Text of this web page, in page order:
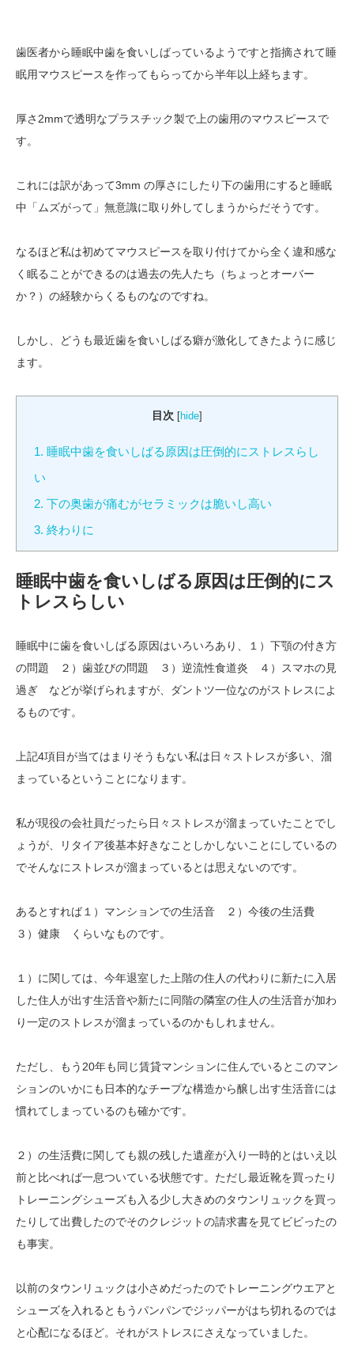
歯医者から睡眠中歯を食いしばっているようですと指摘されて睡
眠用マウスピースを作ってもらってから半年以上経ちます。
厚さ2mmで透明なプラスチック製で上の歯用のマウスピースで
す。
これには訳があって3mm の厚さにしたり下の歯用にすると睡眠
中「ムズがって」無意識に取り外してしまうからだそうです。
なるほど私は初めてマウスピースを取り付けてから全く違和感な
く眠ることができるのは過去の先人たち（ちょっとオーバー
か？）の経験からくるものなのですね。
しかし、どうも最近歯を食いしばる癖が激化してきたように感じ
ます。
目次 [hide]
1. 睡眠中歯を食いしばる原因は圧倒的にストレスらし
い
2. 下の奥歯が痛むがセラミックは脆いし高い
3. 終わりに
睡眠中歯を食いしばる原因は圧倒的にス
トレスらしい
睡眠中に歯を食いしばる原因はいろいろあり、１）下顎の付き方
の問題 ２）歯並びの問題 ３）逆流性食道炎 ４）スマホの見
過ぎ などが挙げられますが、ダントツ一位なのがストレスによ
るものです。
上記4項目が当てはまりそうもない私は日々ストレスが多い、溜
まっているということになります。
私が現役の会社員だったら日々ストレスが溜まっていたことでし
ょうが、リタイア後基本好きなことしかしないことにしているの
でそんなにストレスが溜まっているとは思えないのです。
あるとすれば１）マンションでの生活音 ２）今後の生活費
３）健康 くらいなものです。
１）に関しては、今年退室した上階の住人の代わりに新たに入居
した住人が出す生活音や新たに同階の隣室の住人の生活音が加わ
り一定のストレスが溜まっているのかもしれません。
ただし、もう20年も同じ賃貸マンションに住んでいるとこのマン
ションのいかにも日本的なチープな構造から醸し出す生活音には
慣れてしまっているのも確かです。
２）の生活費に関しても親の残した遺産が入り一時的とはいえ以
前と比べれば一息ついている状態です。ただし最近靴を買ったり
トレーニングシューズも入る少し大きめのタウンリュックを買っ
たりして出費したのでそのクレジットの請求書を見てビビったの
も事実。
以前のタウンリュックは小さめだったのでトレーニングウエアと
シューズを入れるともうパンパンでジッパーがはち切れるのでは
と心配になるほど。それがストレスにさえなっていました。